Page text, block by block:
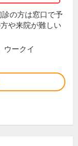
の方は窓口で予
や来院が難しい
ウークイ